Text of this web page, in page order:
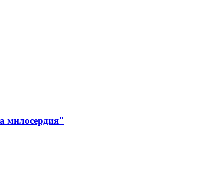
милосердия"